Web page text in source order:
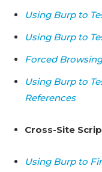
Using Burp to
Using Burp to
Forced Browsing
Using Burp to
References
Cross-Site
Using Burp to